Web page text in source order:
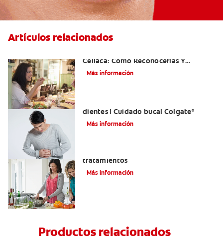
Artículos relacionados
Celíaca: Cómo Reconocerlas Y
Tratarlas
Más información
dientes | Cuidado bucal Colgate®
Más información
tratamientos
Más información
Productos relacionados